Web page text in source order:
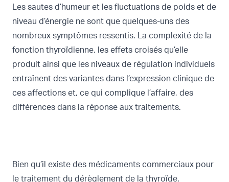
Les sautes d’humeur et les fluctuations de poids et de
niveau d’énergie ne sont que quelques-uns des
nombreux symptômes ressentis. La complexité de la
fonction thyroïdienne, les effets croisés qu’elle
produit ainsi que les niveaux de régulation individuels
entraînent des variantes dans l’expression clinique de
ces affections et, ce qui complique l’affaire, des
différences dans la réponse aux traitements.
Bien qu’il existe des médicaments commerciaux pour
le traitement du dérèglement de la thyroïde,